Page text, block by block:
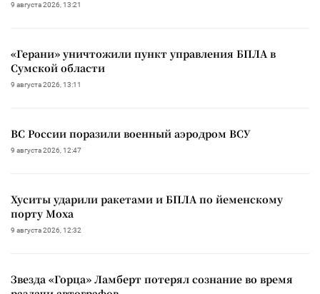
9 августа 2026, 13:21
«Герани» уничтожили пункт управления БПЛА в
Сумской области
9 августа 2026, 13:11
ВС России поразили военный аэродром ВСУ
9 августа 2026, 12:47
Хуситы ударили ракетами и БПЛА по йеменскому
порту Моха
9 августа 2026, 12:32
Звезда «Горца» Ламберт потерял сознание во время